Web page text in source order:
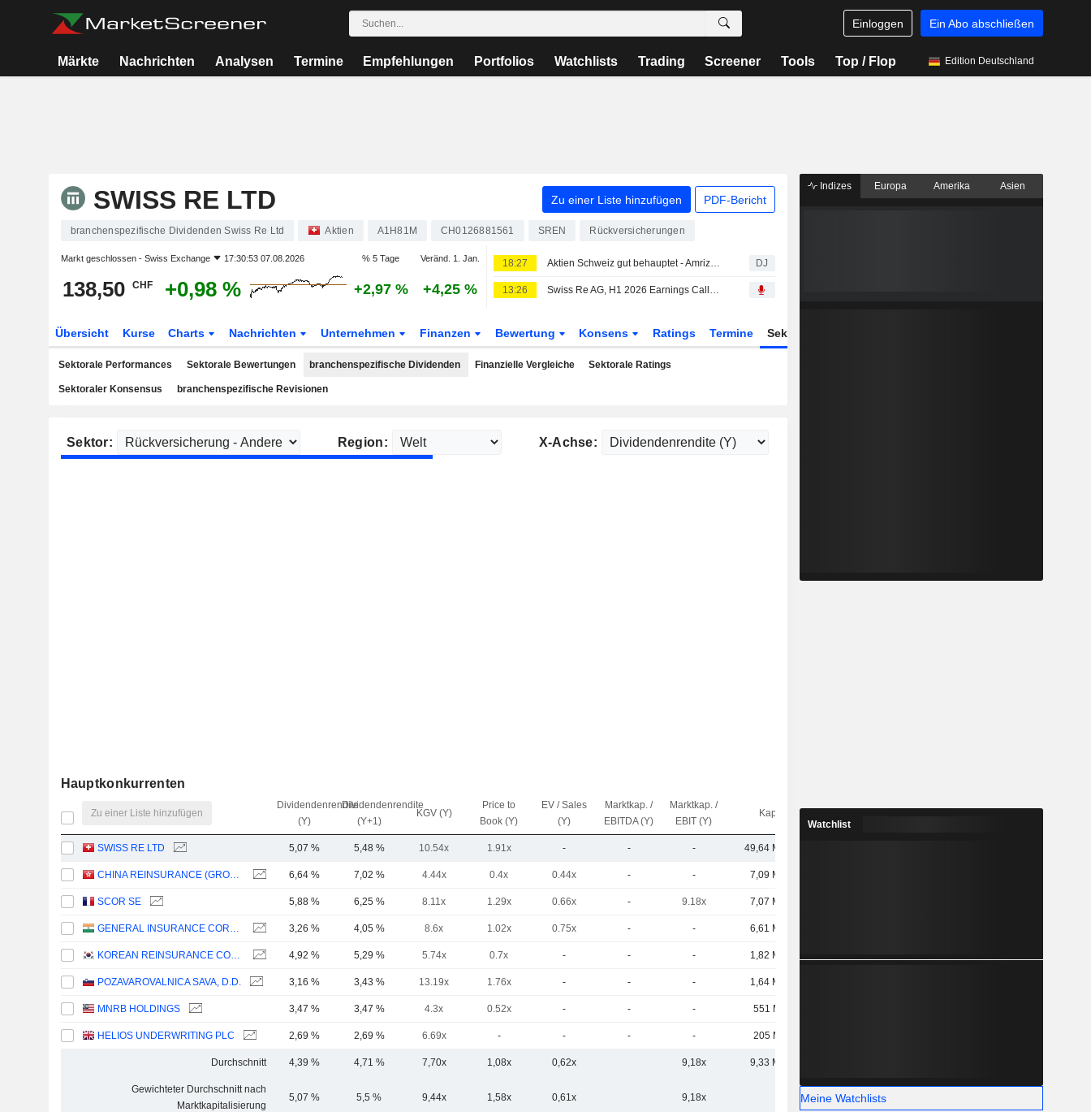
Einloggen Ein Abo abschließen
Märkte Nachrichten Analysen Termine Empfehlungen Portfolios Watchlists Trading Screener Tools Top / Flop Edition Deutschland
SWISS RE LTD Zu einer Liste hinzufügen PDF-Bericht
branchenspezifische Dividenden Swiss Re Ltd Aktien A1H81M CH0126881561 SREN Rückversicherungen
Markt geschlossen - Swiss Exchange 17:30:53 07.08.2026 % 5 Tage Veränd. 1. Jan.
138,50 CHF +0,98 % +2,97 % +4,25 %
18:27 Aktien Schweiz gut behauptet - Amrize brechen ein DJ
13:26 Swiss Re AG, H1 2026 Earnings Call, Aug 06, 2026
Übersicht Kurse Charts Nachrichten Unternehmen Finanzen Bewertung Konsens Ratings Termine Sektor
Sektorale Performances Sektorale Bewertungen branchenspezifische Dividenden Finanzielle Vergleiche Sektorale Ratings
Sektoraler Konsensus branchenspezifische Revisionen
Sektor: Region: X-Achse:
Hauptkonkurrenten
Zu einer Liste hinzufügen
Dividendenrendite
(Y)
Dividendenrendite
(Y+1)
KGV (Y)
Price to
Book (Y)
EV / Sales
(Y)
Marktkap. /
EBITDA (Y)
Marktkap. /
EBIT (Y)
Kap.($)
SWISS RE LTD 5,07 % 5,48 % 10.54x 1.91x - - - 49,64 Mrd.
CHINA REINSURANCE (GROUP) CORPORATION 6,64 % 7,02 % 4.44x 0.4x 0.44x - - 7,09 Mrd.
SCOR SE 5,88 % 6,25 % 8.11x 1.29x 0.66x - 9.18x 7,07 Mrd.
GENERAL INSURANCE CORPORATION OF INDIA 3,26 % 4,05 % 8.6x 1.02x 0.75x - - 6,61 Mrd.
KOREAN REINSURANCE COMPANY 4,92 % 5,29 % 5.74x 0.7x - - - 1,82 Mrd.
POZAVAROVALNICA SAVA, D.D. 3,16 % 3,43 % 13.19x 1.76x - - - 1,64 Mrd.
MNRB HOLDINGS 3,47 % 3,47 % 4.3x 0.52x - - - 551 Mio.
HELIOS UNDERWRITING PLC 2,69 % 2,69 % 6.69x - - - - 205 Mio.
Durchschnitt 4,39 % 4,71 % 7,70x 1,08x 0,62x 9,18x 9,33 Mrd.
Gewichteter Durchschnitt nach
Marktkapitalisierung
5,07 % 5,5 % 9,44x 1,58x 0,61x 9,18x
Indizes Europa Amerika Asien
Watchlist
Meine Watchlists